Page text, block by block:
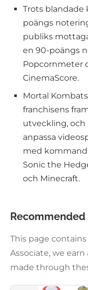
Trots blandade
poängs
publiks
en 90-poängs
Popcornmeter
CinemaScore.
Mortal
franchisens
utveckling,
anpassa
med
Sonic the
och Minecraft.
This page
Associate, we
made through